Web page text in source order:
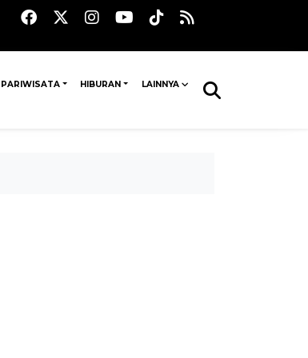
PARIWISATA HIBURAN LAINNYA